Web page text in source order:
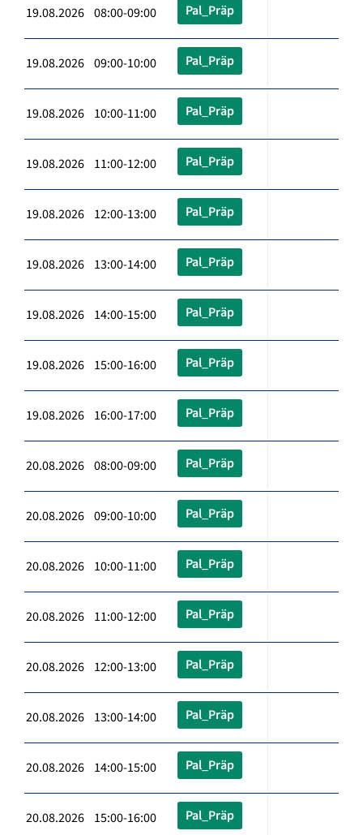
19.08.2026 08:00-09:00 Pal_Präp
19.08.2026 09:00-10:00 Pal_Präp
19.08.2026 10:00-11:00 Pal_Präp
19.08.2026 11:00-12:00 Pal_Präp
19.08.2026 12:00-13:00 Pal_Präp
19.08.2026 13:00-14:00 Pal_Präp
19.08.2026 14:00-15:00 Pal_Präp
19.08.2026 15:00-16:00 Pal_Präp
19.08.2026 16:00-17:00 Pal_Präp
20.08.2026 08:00-09:00 Pal_Präp
20.08.2026 09:00-10:00 Pal_Präp
20.08.2026 10:00-11:00 Pal_Präp
20.08.2026 11:00-12:00 Pal_Präp
20.08.2026 12:00-13:00 Pal_Präp
20.08.2026 13:00-14:00 Pal_Präp
20.08.2026 14:00-15:00 Pal_Präp
20.08.2026 15:00-16:00 Pal_Präp